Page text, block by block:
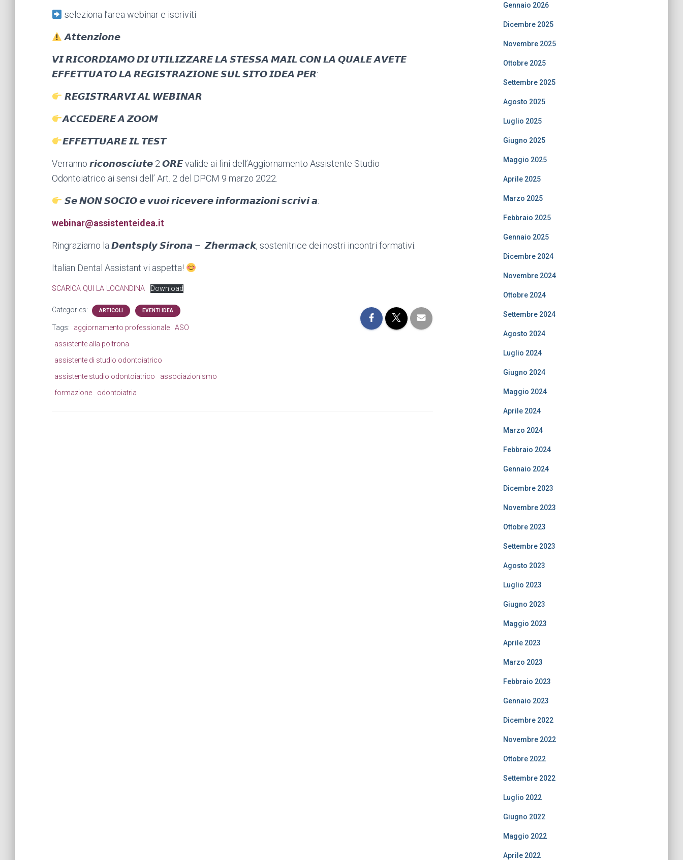
seleziona l’area webinar e iscriviti
𝘼𝙩𝙩𝙚𝙣𝙯𝙞𝙤𝙣𝙚
𝙑𝙄 𝙍𝙄𝘾𝙊𝙍𝘿𝙄𝘼𝙈𝙊 𝘿𝙄 𝙐𝙏𝙄𝙇𝙄𝙕𝙕𝘼𝙍𝙀 𝙇𝘼 𝙎𝙏𝙀𝙎𝙎𝘼 𝙈𝘼𝙄𝙇 𝘾𝙊𝙉 𝙇𝘼 𝙌𝙐𝘼𝙇𝙀 𝘼𝙑𝙀𝙏𝙀
𝙀𝙁𝙁𝙀𝙏𝙏𝙐𝘼𝙏𝙊 𝙇𝘼 𝙍𝙀𝙂𝙄𝙎𝙏𝙍𝘼𝙕𝙄𝙊𝙉𝙀 𝙎𝙐𝙇 𝙎𝙄𝙏𝙊 𝙄𝘿𝙀𝘼 𝙋𝙀𝙍:
𝙍𝙀𝙂𝙄𝙎𝙏𝙍𝘼𝙍𝙑𝙄 𝘼𝙇 𝙒𝙀𝘽𝙄𝙉𝘼𝙍
𝘼𝘾𝘾𝙀𝘿𝙀𝙍𝙀 𝘼 𝙕𝙊𝙊𝙈
𝙀𝙁𝙁𝙀𝙏𝙏𝙐𝘼𝙍𝙀 𝙄𝙇 𝙏𝙀𝙎𝙏
Verranno 𝙧𝙞𝙘𝙤𝙣𝙤𝙨𝙘𝙞𝙪𝙩𝙚 2 𝙊𝙍𝙀 valide ai fini dell’Aggiornamento Assistente Studio
Odontoiatrico ai sensi dell’ Art. 2 del DPCM 9 marzo 2022.
𝙎𝙚 𝙉𝙊𝙉 𝙎𝙊𝘾𝙄𝙊 𝙚 𝙫𝙪𝙤𝙞 𝙧𝙞𝙘𝙚𝙫𝙚𝙧𝙚 𝙞𝙣𝙛𝙤𝙧𝙢𝙖𝙯𝙞𝙤𝙣𝙞 𝙨𝙘𝙧𝙞𝙫𝙞 𝙖:
webinar@assistenteidea.it
Ringraziamo la 𝘿𝙚𝙣𝙩𝙨𝙥𝙡𝙮 𝙎𝙞𝙧𝙤𝙣𝙖 – 𝙕𝙝𝙚𝙧𝙢𝙖𝙘𝙠, sostenitrice dei nostri incontri formativi.
Italian Dental Assistant vi aspetta!
SCARICA QUI LA LOCANDINA Download
Categories: ARTICOLI EVENTI IDEA
Tags: aggiornamento professionale
ASO
assistente alla poltrona
assistente di studio odontoiatrico
assistente studio odontoiatrico
associazionismo
formazione
odontoiatria
Gennaio 2026
Dicembre 2025
Novembre 2025
Ottobre 2025
Settembre 2025
Agosto 2025
Luglio 2025
Giugno 2025
Maggio 2025
Aprile 2025
Marzo 2025
Febbraio 2025
Gennaio 2025
Dicembre 2024
Novembre 2024
Ottobre 2024
Settembre 2024
Agosto 2024
Luglio 2024
Giugno 2024
Maggio 2024
Aprile 2024
Marzo 2024
Febbraio 2024
Gennaio 2024
Dicembre 2023
Novembre 2023
Ottobre 2023
Settembre 2023
Agosto 2023
Luglio 2023
Giugno 2023
Maggio 2023
Aprile 2023
Marzo 2023
Febbraio 2023
Gennaio 2023
Dicembre 2022
Novembre 2022
Ottobre 2022
Settembre 2022
Luglio 2022
Giugno 2022
Maggio 2022
Aprile 2022